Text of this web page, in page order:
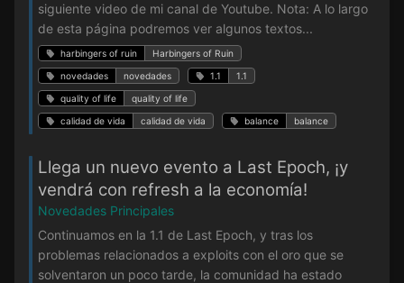
siguiente video de mi canal de Youtube. Nota: A lo largo
de esta página podremos ver algunos textos...
harbingers of ruin Harbingers of Ruin
novedades novedades 1.1 1.1
quality of life quality of life
calidad de vida calidad de vida balance balance
Llega un nuevo evento a Last Epoch, ¡y
vendrá con refresh a la economía!
Novedades Principales
Continuamos en la 1.1 de Last Epoch, y tras los
problemas relacionados a exploits con el oro que se
solventaron un poco tarde, la comunidad ha estado